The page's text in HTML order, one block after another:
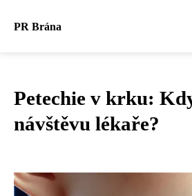
PR Brána
Petechie v krku:
návštěvu lékaře?